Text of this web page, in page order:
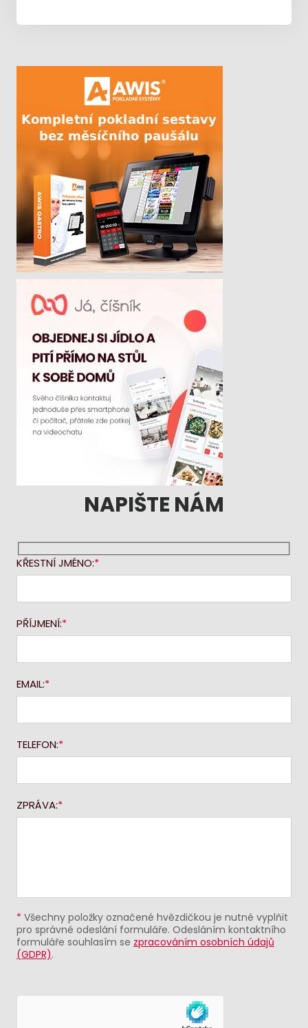
NAPIŠTE NÁM
KŘESTNÍ JMÉNO:
PŘÍJMENÍ:
EMAIL:
TELEFON:
ZPRÁVA:
* Všechny položky označené hvězdičkou je nutné vyplňit
pro správné odeslání formuláře. Odesláním kontaktního
formuláře souhlasím se zpracováním osobních údajů
(GDPR).